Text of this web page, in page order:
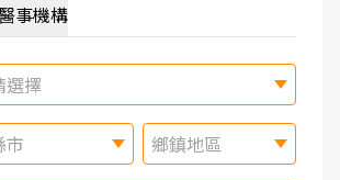
事機構
選擇
市 鄉鎮地區